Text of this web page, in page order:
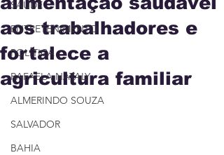
SAÚDE
ENTRETENIMENTO
POLÍTICA
RAFAELA NATALY
ALMERINDO SOUZA
SALVADOR
BAHIA
aos trabalhadores e
fortalece a
agricultura familiar